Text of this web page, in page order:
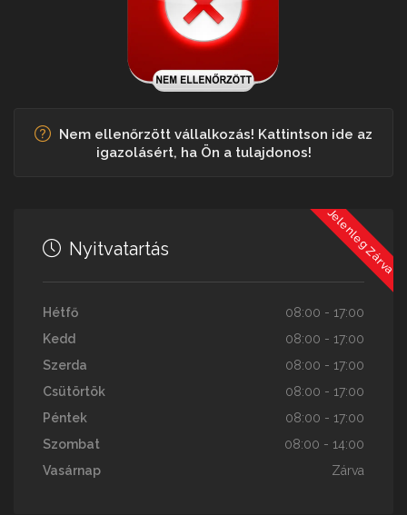
Nem ellenőrzött vállalkozás! Kattintson ide az
igazolásért, ha Ön a tulajdonos!
Jelenleg Zárva
Nyitvatartás
Hétfő
08:00 - 17:00
Kedd
08:00 - 17:00
Szerda
08:00 - 17:00
Csütörtök
08:00 - 17:00
Péntek
08:00 - 17:00
Szombat
08:00 - 14:00
Vasárnap
Zárva